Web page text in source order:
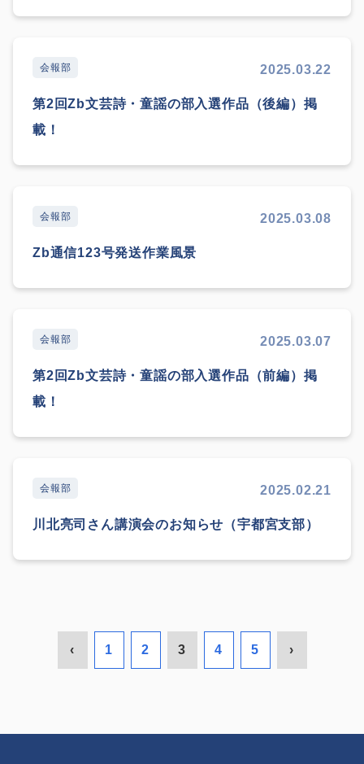
会報部 2025.03.22
第2回Zb文芸詩・童謡の部入選作品（後編）掲
載！
会報部 2025.03.08
Zb通信123号発送作業風景
会報部 2025.03.07
第2回Zb文芸詩・童謡の部入選作品（前編）掲
載！
会報部 2025.02.21
川北亮司さん講演会のお知らせ（宇都宮支部）
‹ 1 2 3 4 5 ›